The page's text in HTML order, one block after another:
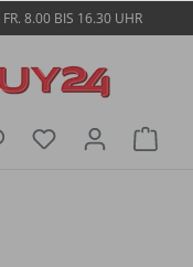
8.00 BIS 16.30 UHR